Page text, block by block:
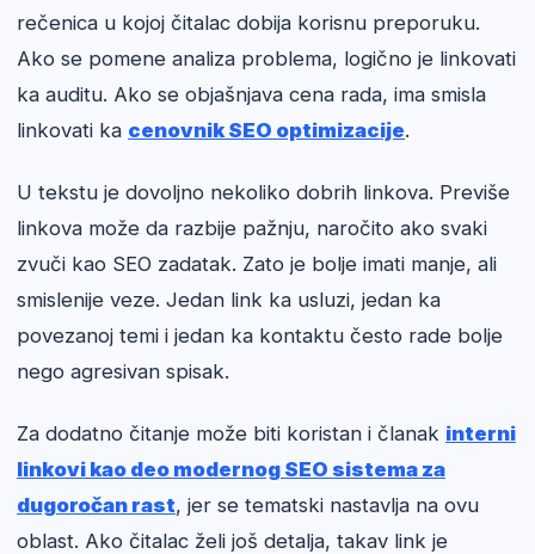
rečenica u kojoj čitalac dobija korisnu preporuku.
Ako se pomene analiza problema, logično je linkovati
ka auditu. Ako se objašnjava cena rada, ima smisla
linkovati ka cenovnik SEO optimizacije.
U tekstu je dovoljno nekoliko dobrih linkova. Previše
linkova može da razbije pažnju, naročito ako svaki
zvuči kao SEO zadatak. Zato je bolje imati manje, ali
smislenije veze. Jedan link ka usluzi, jedan ka
povezanoj temi i jedan ka kontaktu često rade bolje
nego agresivan spisak.
Za dodatno čitanje može biti koristan i članak interni
linkovi kao deo modernog SEO sistema za
dugoročan rast, jer se tematski nastavlja na ovu
oblast. Ako čitalac želi još detalja, takav link je